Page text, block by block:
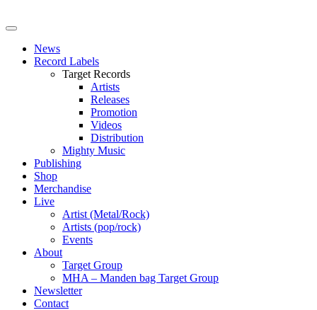
News
Record Labels
Target Records
Artists
Releases
Promotion
Videos
Distribution
Mighty Music
Publishing
Shop
Merchandise
Live
Artist (Metal/Rock)
Artists (pop/rock)
Events
About
Target Group
MHA – Manden bag Target Group
Newsletter
Contact